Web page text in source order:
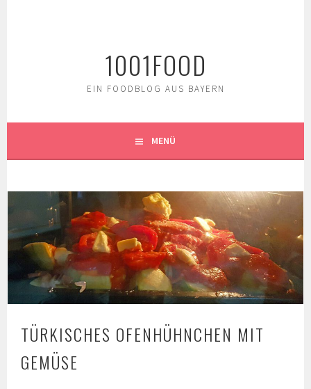
1001FOOD
EIN FOODBLOG AUS BAYERN
MENÜ
TÜRKISCHES OFENHÜHNCHEN MIT
GEMÜSE